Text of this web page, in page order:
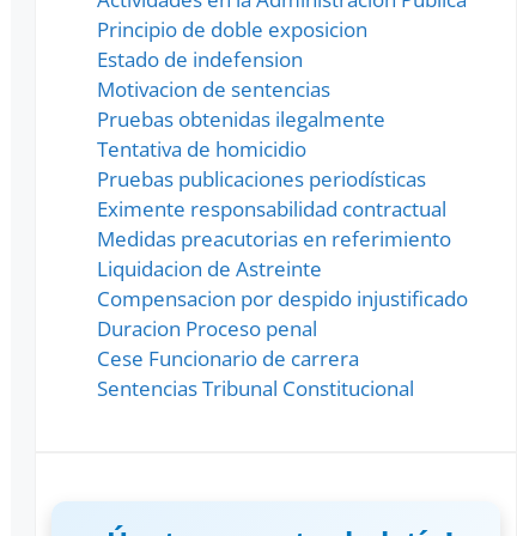
Principio de doble exposicion
Estado de indefension
Motivacion de sentencias
Pruebas obtenidas ilegalmente
Tentativa de homicidio
Pruebas publicaciones periodísticas
Eximente responsabilidad contractual
Medidas preacutorias en referimiento
Liquidacion de Astreinte
Compensacion por despido injustificado
Duracion Proceso penal
Cese Funcionario de carrera
Sentencias Tribunal Constitucional